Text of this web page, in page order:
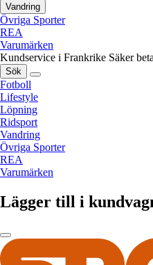
Vandring
Övriga Sporter
REA
Varumärken
Kundservice i Frankrike Säker
Sök
Fotboll
Lifestyle
Löpning
Ridsport
Vandring
Övriga Sporter
REA
Varumärken
Lägger till i